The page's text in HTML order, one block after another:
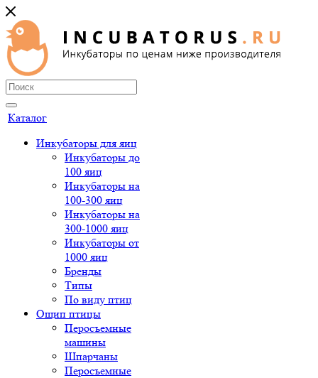
Каталог
Инкубаторы для яиц
Инкубаторы до
100 яиц
Инкубаторы на
100-300 яиц
Инкубаторы на
300-1000 яиц
Инкубаторы от
1000 яиц
Бренды
Типы
По виду птиц
Ощип птицы
Перосъемные
машины
Шпарчаны
Перосъемные